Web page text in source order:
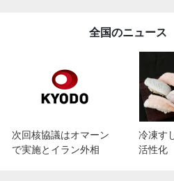
全国のニュース
次回核協議はオマーン
で実施とイラン外相
冷凍す
活性化